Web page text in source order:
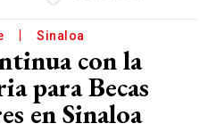
Sinaloa
con la
para Becas
en Sinaloa